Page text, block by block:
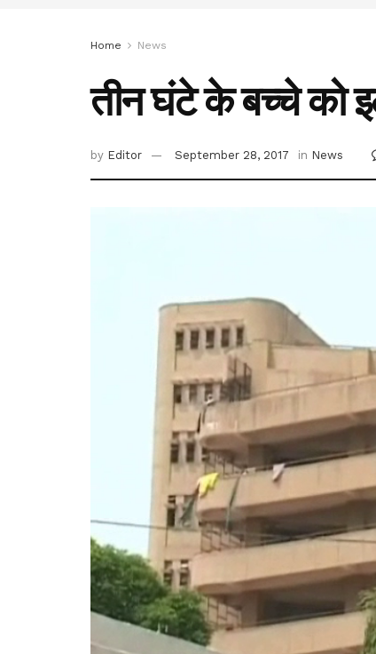
Home News
तीन घंटे के बच्चे को
by Editor September 28, 2017 in News